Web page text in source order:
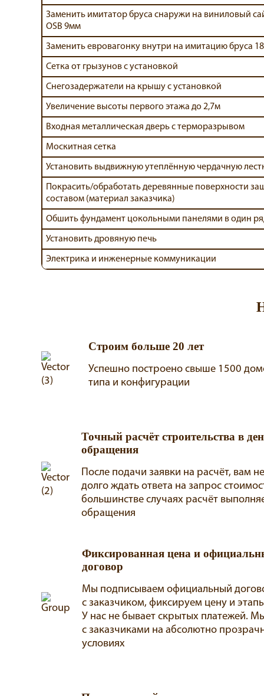
Заменить имитатор бруса снаружи на виниловый
OSB 9мм
Заменить евровагонку внутри на имитацию бруса
Сетка от грызунов с установкой
Снегозадержатели на крышу с установкой
Увеличение высоты первого этажа до 2,7м
Входная металлическая дверь с терморазрывом
Москитная сетка
Установить выдвижную утеплённую чердачную
Покрасить/обработать деревянные поверхности
составом (материал заказчика)
Обшить фундамент цокольными панелями в один
Установить дровяную печь
Электрика и инженерные коммуникации
Строим больше 20 лет
Успешно построено свыше 1500
типа и конфигурации
Точный расчёт строительства в
обращения
После подачи заявки на расчёт, вам
долго ждать ответа на запрос
большинстве случаях расчёт
обращения
Фиксированная цена и
договор
Мы подписываем официальный
с заказчиком, фиксируем цену и
У нас не бывает скрытых платежей.
с заказчиками на абсолютно
условиях